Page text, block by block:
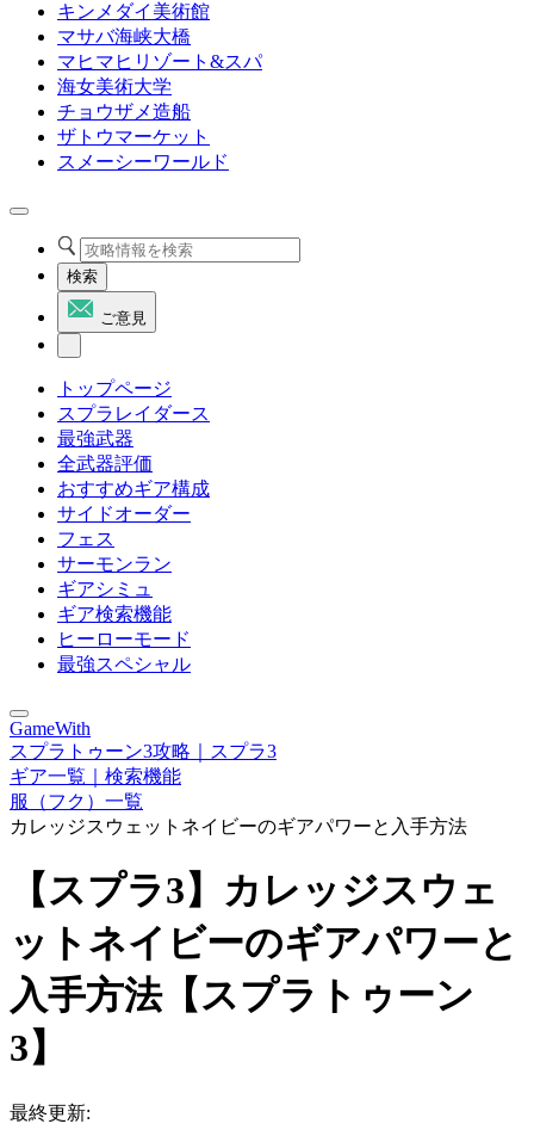
キンメダイ美術館
マサバ海峡大橋
マヒマヒリゾート&スパ
海女美術大学
チョウザメ造船
ザトウマーケット
スメーシーワールド
検索
ご意見
トップページ
スプラレイダース
最強武器
全武器評価
おすすめギア構成
サイドオーダー
フェス
サーモンラン
ギアシミュ
ギア検索機能
ヒーローモード
最強スペシャル
GameWith
スプラトゥーン3攻略｜スプラ3
ギア一覧｜検索機能
服（フク）一覧
カレッジスウェットネイビーのギアパワーと入手方法
【スプラ3】カレッジスウェ
ットネイビーのギアパワーと
入手方法【スプラトゥーン
3】
最終更新: